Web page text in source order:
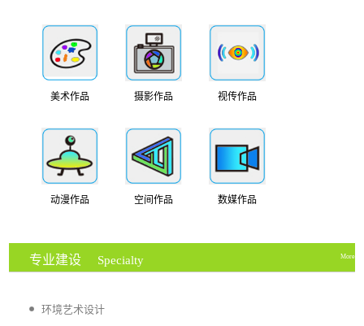
美术作品 摄影作品 视传作品
动漫作品 空间作品 数媒作品
专业建设 Specialty More
环境艺术设计